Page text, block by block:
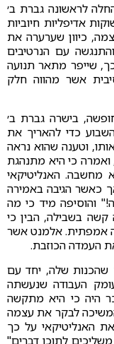
לראשונה גברת ב׳
אדיפליות חיוביות
כיוון שערערה את
עם הנרטיבים
שייפר מתאר תנועה
אשר מהווה חלק
בישרה גברת ב׳
כדי להאריך את
וטענה שהוא נראה
כי היא מתנהגת
האנליטיקאי
כאשר הגיבה באמירה
והוסיפה מיד כי מה
קשה בשבילה, הבין כי
אמפתית. אלמנט אשר
העמדה הכוזבת.
שהכנות שלה, יחד עם
העבודה שנעשתה
היה כי היא מתקשה
לבקר את עצמה
האנליטיקאי על כך
לתוכו דברים"